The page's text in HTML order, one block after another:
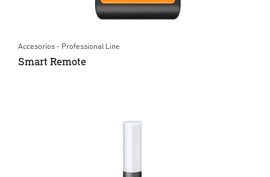
Accesorios - Professional Line
Smart Remote